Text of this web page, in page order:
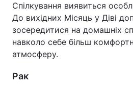
Спілкування виявиться
До вихідних Місяць у Діві
зосередитися на домашніх
навколо себе більш
атмосферу.
Рак